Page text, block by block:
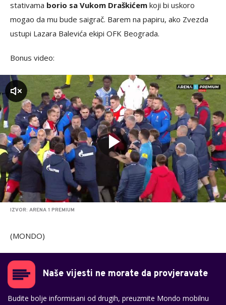
stativama borio sa Vukom Draškićem koji bi uskoro
mogao da mu bude saigrač. Barem na papiru, ako Zvezda
ustupi Lazara Balevića ekipi OFK Beograda.
Bonus video:
IZVOR: ARENA 1 PREMIUM
(MONDO)
Naše vijesti ne morate da provjeravate
Budite bolje informisani od drugih, preuzmite Mondo mobilnu